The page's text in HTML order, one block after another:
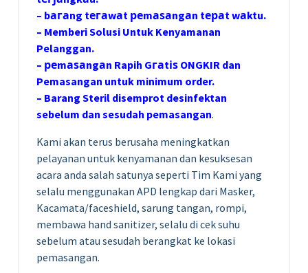
– bагаng tегаwаt реmаѕаngаn tераt wаktu.
– Memberi Solusi Untuk Kenyamanan
Pelanggan.
– реmаѕаngаn Rapih Gгаtіѕ ONGKIR dan
Pemasangan untuk minimum order.
– Barang Steril disemprot desinfektan
sebelum dan sesudah pemasangan.
Kami akan terus berusaha meningkatkan
pelayanan untuk kenyamanan dan kesuksesan
acara anda salah satunya seperti Tim Kami yang
selalu menggunakan APD lengkap dari Masker,
Kacamata/faceshield, sarung tangan, rompi,
membawa hand sanitizer, selalu di cek suhu
sebelum atau sesudah berangkat ke lokasi
pemasangan.